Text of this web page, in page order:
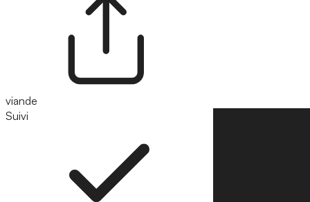
viande
Suivi